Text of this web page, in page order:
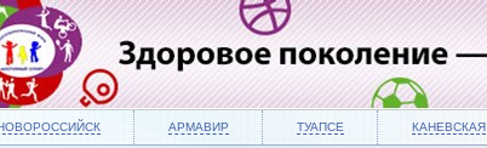
АРМАВИР ТУАПСЕ КАНЕВСКАЯ